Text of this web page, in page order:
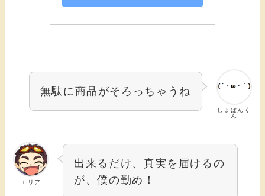
しょぼんく
ん
無駄に商品がそろっちゃうね
エリア
出来るだけ、真実を届けるの
が、僕の勤め！